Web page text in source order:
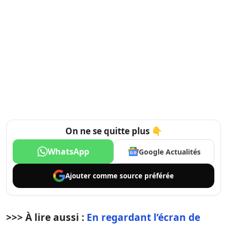
On ne se quitte plus 👇
WhatsApp Google Actualités
Ajouter comme source préférée
>>> À lire aussi : En regardant l’écran de